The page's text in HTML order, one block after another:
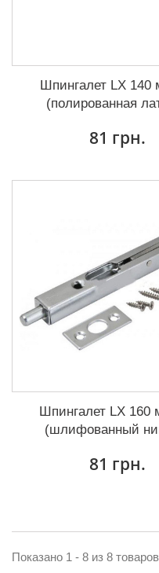
Шпингалет LX 140
(полированная
81 грн.
Шпингалет LX 160
(шлифованный
81 грн.
Показано 1 - 8 из 8 товаров